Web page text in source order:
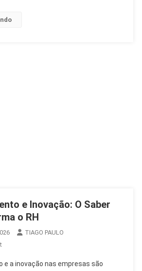
e Inovação: O Saber
o RH
TIAGO PAULO
On
Ee a inovação nas empresas são